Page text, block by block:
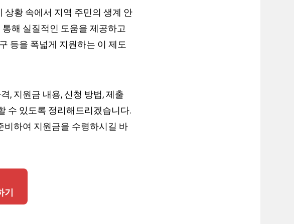
상황 속에서 지역 주민의 생계 안
해 실질적인 도움을 제공하고
등을 폭넓게 지원하는 이 제도
, 지원금 내용, 신청 방법, 제출
수 있도록 정리해드리겠습니다.
비하여 지원금을 수령하시길 바
기